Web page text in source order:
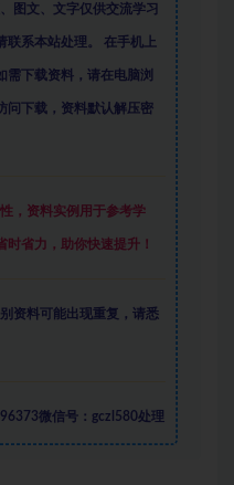
图文、文字仅供交流学习
系本站处理。 在手机上
需下载资料，请在电脑浏
问下载， 资料默认解压密
，资料实例 用于参考学
时省力，助你快速提升！
资料可能出现重复，请悉
微信号：gczl580处理